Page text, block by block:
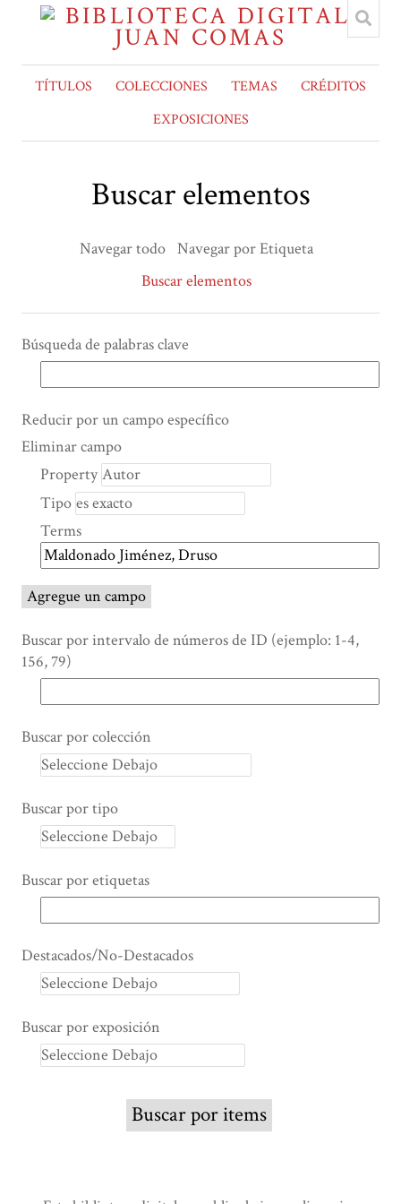
TÍTULOS COLECCIONES TEMAS
CRÉDITOS
EXPOSICIONES
Buscar elementos
Navegar todo Navegar por Etiqueta
Buscar elementos
Búsqueda de palabras clave
Number
rows
"Reducir
por
campo
específico":
1
Reducir por un campo específico
Search Property
Tipo de búsqueda
Términos de búsqueda
Ensamblador de Búsqueda
Eliminar campo
Property
Tipo
Terms
Agregue un campo
Buscar por intervalo de números de ID (ejemplo: 1-4,
156, 79)
Buscar por colección
Buscar por tipo
Buscar por etiquetas
Destacados/No-Destacados
Buscar por exposición